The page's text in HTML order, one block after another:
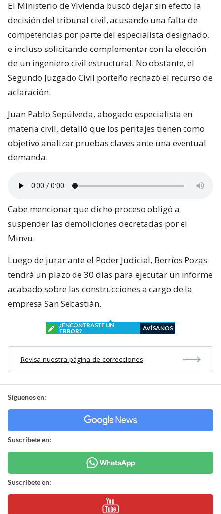
El Ministerio de Vivienda buscó dejar sin efecto la
decisión del tribunal civil, acusando una falta de
competencias por parte del especialista designado,
e incluso solicitando complementar con la elección
de un ingeniero civil estructural. No obstante, el
Segundo Juzgado Civil porteño rechazó el recurso de
aclaración.
Juan Pablo Sepúlveda, abogado especialista en
materia civil, detalló que los peritajes tienen como
objetivo analizar pruebas claves ante una eventual
demanda.
Cabe mencionar que dicho proceso obligó a
suspender las demoliciones decretadas por el
Minvu.
Luego de jurar ante el Poder Judicial, Berríos Pozas
tendrá un plazo de 30 días para ejecutar un informe
acabado sobre las construcciones a cargo de la
empresa San Sebastián.
¿ENCONTRASTE UN
ERROR?
AVÍSANOS
Revisa nuestra página de correcciones
Síguenos en:
Suscríbete en:
Suscríbete en: